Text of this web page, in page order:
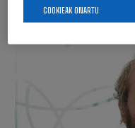
COOKIEAK ONARTU